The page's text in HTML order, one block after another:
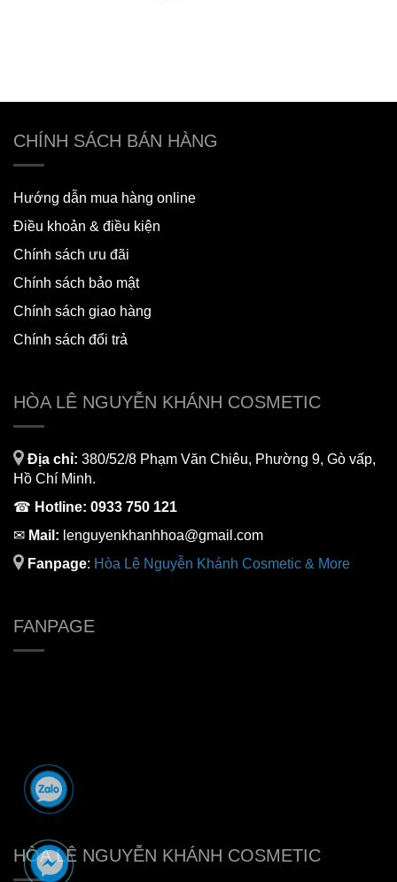
CHÍNH SÁCH BÁN HÀNG
Hướng dẫn mua hàng online
Điều khoản & điều kiện
Chính sách ưu đãi
Chính sách bảo mật
Chính sách giao hàng
Chính sách đổi trả
HÒA LÊ NGUYỄN KHÁNH COSMETIC
Địa chỉ: 380/52/8 Phạm Văn Chiêu, Phường 9, Gò vấp,
Hồ Chí Minh.
☎ Hotline: 0933 750 121
✉ Mail: lenguyenkhanhhoa@gmail.com
Fanpage: Hòa Lê Nguyễn Khánh Cosmetic & More
FANPAGE
HÒA LÊ NGUYỄN KHÁNH COSMETIC